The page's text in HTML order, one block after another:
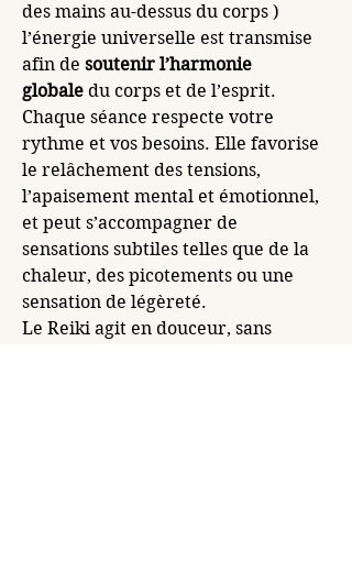
des mains au-dessus du corps )
l’énergie universelle est transmise
afin de soutenir l’harmonie
globale du corps et de l’esprit.
Chaque séance respecte votre
rythme et vos besoins. Elle favorise
le relâchement des tensions,
l’apaisement mental et émotionnel,
et peut s’accompagner de
sensations subtiles telles que de la
chaleur, des picotements ou une
sensation de légèreté.
Le Reiki agit en douceur, sans